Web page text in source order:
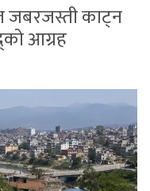
जबरजस्ती काट्न
आग्रह